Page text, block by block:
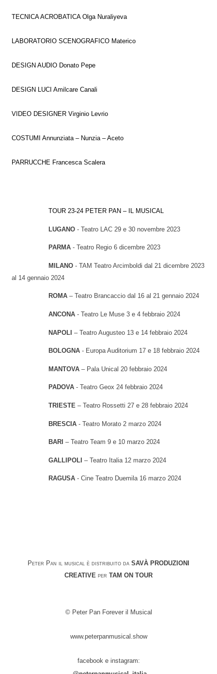
TECNICA ACROBATICA Olga Nuraliyeva
LABORATORIO SCENOGRAFICO Materico
DESIGN AUDIO Donato Pepe
DESIGN LUCI Amilcare Canali
VIDEO DESIGNER Virginio Levrio
COSTUMI Annunziata – Nunzia – Aceto
PARRUCCHE Francesca Scalera
TOUR 23-24 PETER PAN – IL MUSICAL
LUGANO- Teatro LAC 29 e 30 novembre 2023
PARMA- Teatro Regio 6 dicembre 2023
MILANO- TAM Teatro Arcimboldi dal 21 dicembre 2023
al 14 gennaio 2024
ROMA– Teatro Brancaccio dal 16 al 21 gennaio 2024
ANCONA- Teatro Le Muse 3 e 4 febbraio 2024
NAPOLI – Teatro Augusteo 13 e 14 febbraio 2024
BOLOGNA- Europa Auditorium 17 e 18 febbraio 2024
MANTOVA– Pala Unical 20 febbraio 2024
PADOVA- Teatro Geox 24 febbraio 2024
TRIESTE– Teatro Rossetti 27 e 28 febbraio 2024
BRESCIA- Teatro Morato 2 marzo 2024
BARI – Teatro Team 9 e 10 marzo 2024
GALLIPOLI – Teatro Italia 12 marzo 2024
RAGUSA- Cine Teatro Duemila 16 marzo 2024
Peter Pan il musical è distribuito da SAVÀ PRODUZIONI
CREATIVE per TAM ON TOUR
© Peter Pan Forever il Musical
www.peterpanmusical.show
facebook e instagram: